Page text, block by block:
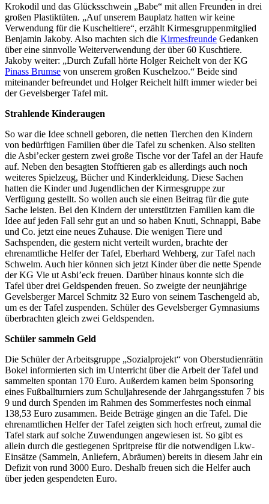
Krokodil und das Glücksschwein „Babe“ mit allen Freunden in drei
großen Plastiktüten. „Auf unserem Bauplatz hatten wir keine
Verwendung für die Kuscheltiere“, erzählt Kirmesgruppenmitglied
Benjamin Jakoby. Also machten sich die Kirmesfreunde Gedanken
über eine sinnvolle Weiterverwendung der über 60 Kuschtiere.
Jakoby weiter: „Durch Zufall hörte Holger Reichelt von der KG
Pinass Brumse von unserem großen Kuschelzoo.“ Beide sind
miteinander befreundet und Holger Reichelt hilft immer wieder bei
der Gevelsberger Tafel mit.
Strahlende Kinderaugen
So war die Idee schnell geboren, die netten Tierchen den Kindern
von bedürftigen Familien über die Tafel zu schenken. Also stellten
die Asbi’ecker gestern zwei große Tische vor der Tafel an der Haufe
auf. Neben den besagten Stofftieren gab es allerdings auch noch
weiteres Spielzeug, Bücher und Kinderkleidung. Diese Sachen
hatten die Kinder und Jugendlichen der Kirmesgruppe zur
Verfügung gestellt. So wollen auch sie einen Beitrag für die gute
Sache leisten. Bei den Kindern der unterstützten Familien kam die
Idee auf jeden Fall sehr gut an und so haben Knuti, Schnappi, Babe
und Co. jetzt eine neues Zuhause. Die wenigen Tiere und
Sachspenden, die gestern nicht verteilt wurden, brachte der
ehrenamtliche Helfer der Tafel, Eberhard Wehberg, zur Tafel nach
Schwelm. Auch hier können sich jetzt Kinder über die nette Spende
der KG Vie ut Asbi’eck freuen. Darüber hinaus konnte sich die
Tafel über drei Geldspenden freuen. So zweigte der neunjährige
Gevelsberger Marcel Schmitz 32 Euro von seinem Taschengeld ab,
um es der Tafel zuspenden. Schüler des Gevelsberger Gymnasiums
überbrachten gleich zwei Geldspenden.
Schüler sammeln Geld
Die Schüler der Arbeitsgruppe „Sozialprojekt“ von Oberstudienrätin
Bokel informierten sich im Unterricht über die Arbeit der Tafel und
sammelten spontan 170 Euro. Außerdem kamen beim Sponsoring
eines Fußballturniers zum Schuljahresende der Jahrgangsstufen 7 bis
9 und durch Spenden im Rahmen des Sommerfestes noch einmal
138,53 Euro zusammen. Beide Beträge gingen an die Tafel. Die
ehrenamtlichen Helfer der Tafel zeigten sich hoch erfreut, zumal die
Tafel stark auf solche Zuwendungen angewiesen ist. So gibt es
allein durch die gestiegenen Spritpreise für die notwendigen Lkw-
Einsätze (Sammeln, Anliefern, Abräumen) bereits in diesem Jahr ein
Defizit von rund 3000 Euro. Deshalb freuen sich die Helfer auch
über jeden gespendeten Euro.